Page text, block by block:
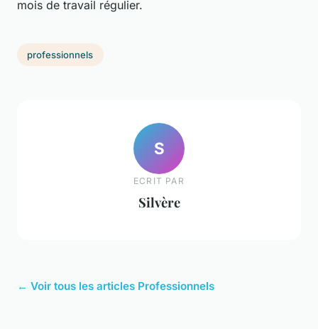
mois de travail régulier.
professionnels
S
ECRIT PAR
Silvère
← Voir tous les articles Professionnels